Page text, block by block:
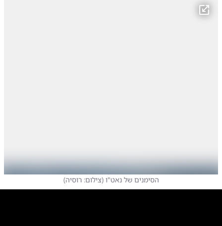
הסימנים של נאט"ו (צילום: רוסיה)